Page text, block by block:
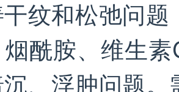
纹和松弛问
酰胺、维生
、浮肿问题